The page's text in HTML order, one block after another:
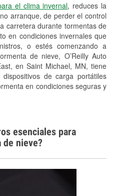
el clima invernal, reduces la
arranque, de perder el control
carretera durante tormentas de
en condiciones invernales que
o estés comenzando a
de nieve, O’Reilly Auto
en Saint Michael, MN, tiene
de carga portátiles
en condiciones seguras y
esenciales para
de nieve?